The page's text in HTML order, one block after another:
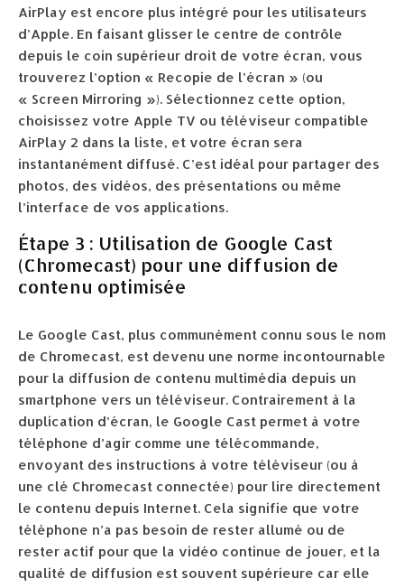
AirPlay est encore plus intégré pour les utilisateurs
d’Apple. En faisant glisser le centre de contrôle
depuis le coin supérieur droit de votre écran, vous
trouverez l’option « Recopie de l’écran » (ou
« Screen Mirroring »). Sélectionnez cette option,
choisissez votre Apple TV ou téléviseur compatible
AirPlay 2 dans la liste, et votre écran sera
instantanément diffusé. C’est idéal pour partager des
photos, des vidéos, des présentations ou même
l’interface de vos applications.
Étape 3 : Utilisation de Google Cast
(Chromecast) pour une diffusion de
contenu optimisée
Le Google Cast, plus communément connu sous le nom
de Chromecast, est devenu une norme incontournable
pour la diffusion de contenu multimédia depuis un
smartphone vers un téléviseur. Contrairement à la
duplication d’écran, le Google Cast permet à votre
téléphone d’agir comme une télécommande,
envoyant des instructions à votre téléviseur (ou à
une clé Chromecast connectée) pour lire directement
le contenu depuis Internet. Cela signifie que votre
téléphone n’a pas besoin de rester allumé ou de
rester actif pour que la vidéo continue de jouer, et la
qualité de diffusion est souvent supérieure car elle